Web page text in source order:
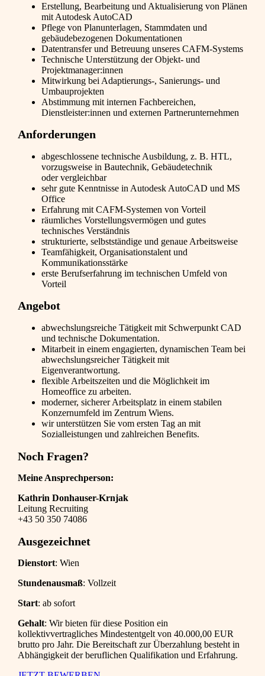
Erstellung, Bearbeitung und Aktualisierung von Plänen
mit Autodesk AutoCAD
Pflege von Planunterlagen, Stammdaten und
gebäudebezogenen Dokumentationen
Datentransfer und Betreuung unseres CAFM-Systems
Technische Unterstützung der Objekt- und
Projektmanager:innen
Mitwirkung bei Adaptierungs-, Sanierungs- und
Umbauprojekten
Abstimmung mit internen Fachbereichen,
Dienstleister:innen und externen Partnerunternehmen
Anforderungen
abgeschlossene technische Ausbildung, z. B. HTL,
vorzugsweise in Bautechnik, Gebäudetechnik
oder vergleichbar
sehr gute Kenntnisse in Autodesk AutoCAD und MS
Office
Erfahrung mit CAFM-Systemen von Vorteil
räumliches Vorstellungsvermögen und gutes
technisches Verständnis
strukturierte, selbstständige und genaue Arbeitsweise
Teamfähigkeit, Organisationstalent und
Kommunikationsstärke
erste Berufserfahrung im technischen Umfeld von
Vorteil
Angebot
abwechslungsreiche Tätigkeit mit Schwerpunkt CAD
und technische Dokumentation.
Mitarbeit in einem engagierten, dynamischen Team bei
abwechslungsreicher Tätigkeit mit
Eigenverantwortung.
flexible Arbeitszeiten und die Möglichkeit im
Homeoffice zu arbeiten.
moderner, sicherer Arbeitsplatz in einem stabilen
Konzernumfeld im Zentrum Wiens.
wir unterstützen Sie vom ersten Tag an mit
Sozialleistungen und zahlreichen Benefits.
Noch Fragen?
Meine Ansprechperson:
Kathrin Donhauser-Krnjak
Leitung Recruiting
+43 50 350 74086
Ausgezeichnet
Dienstort: Wien
Stundenausmaß: Vollzeit
Start: ab sofort
Gehalt: Wir bieten für diese Position ein
kollektivvertragliches Mindestentgelt von 40.000,00 EUR
brutto pro Jahr. Die Bereitschaft zur Überzahlung besteht in
Abhängigkeit der beruflichen Qualifikation und Erfahrung.